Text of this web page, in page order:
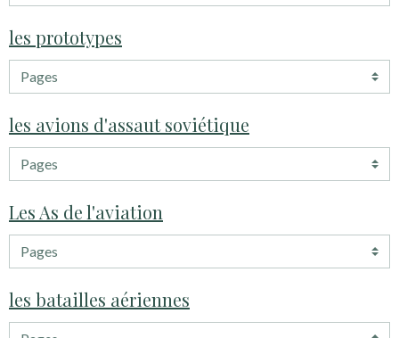
les prototypes
les avions d'assaut soviétique
Les As de l'aviation
les batailles aériennes